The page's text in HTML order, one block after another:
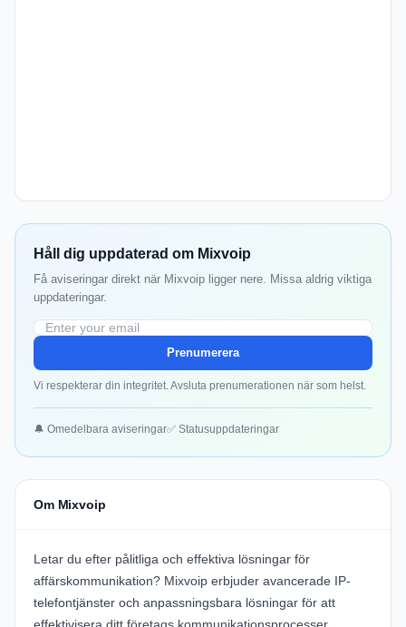
Håll dig uppdaterad om Mixvoip
Få aviseringar direkt när Mixvoip ligger nere. Missa aldrig viktiga
uppdateringar.
Prenumerera
Vi respekterar din integritet. Avsluta prenumerationen när som helst.
🔔 Omedelbara aviseringar✅ Statusuppdateringar
Om Mixvoip
Letar du efter pålitliga och effektiva lösningar för
affärskommunikation? Mixvoip erbjuder avancerade IP-
telefontjänster och anpassningsbara lösningar för att